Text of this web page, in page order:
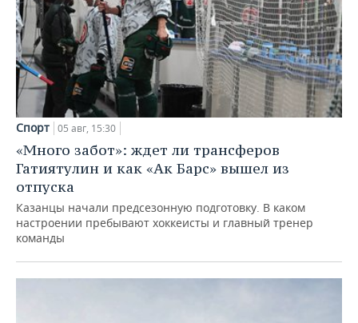
Спорт 05 авг, 15:30
«Много забот»: ждет ли трансферов
Гатиятулин и как «Ак Барс» вышел из
отпуска
Казанцы начали предсезонную подготовку. В каком
настроении пребывают хоккеисты и главный тренер
команды